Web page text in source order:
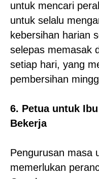
untuk mencari
untuk selalu
kebersihan harian
selepas memasak
setiap hari, yang
pembersihan
6. Petua untuk
Bekerja
Pengurusan masa
memerlukan